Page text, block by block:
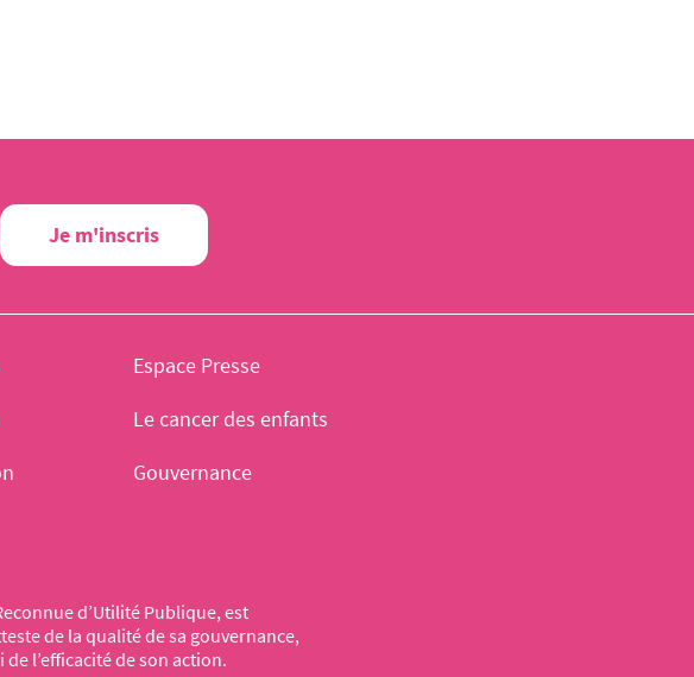
Je m'inscris
d’Utilité Publique, est
de la qualité de sa gouvernance,
l’efficacité de son action.
Espace Presse
Le cancer des enfants
Gouvernance